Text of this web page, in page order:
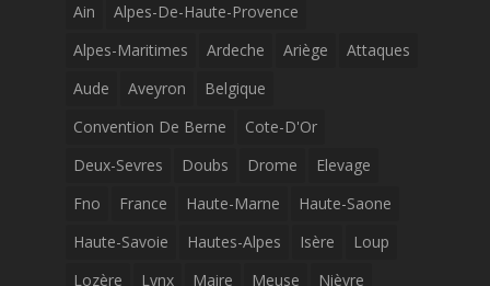
Ain
Alpes-De-Haute-Provence
Alpes-Maritimes
Ardeche Ariège
Attaques
Aude
Aveyron
Belgique
Convention De Berne
Cote-D'Or
Deux-Sevres
Doubs Drome
Elevage
Fno
France Haute-Marne
Haute-Saone
Haute-Savoie
Hautes-Alpes Isère
Loup
Lozère
Lynx Maire Meuse Nièvre